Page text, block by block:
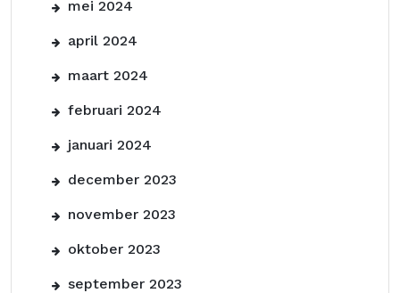
mei 2024
april 2024
maart 2024
februari 2024
januari 2024
december 2023
november 2023
oktober 2023
september 2023